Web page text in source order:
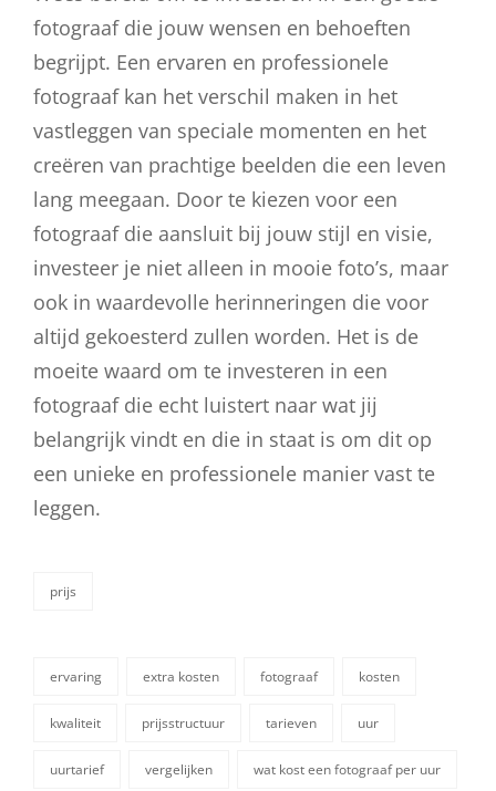
fotograaf die jouw wensen en behoeften
begrijpt. Een ervaren en professionele
fotograaf kan het verschil maken in het
vastleggen van speciale momenten en het
creëren van prachtige beelden die een leven
lang meegaan. Door te kiezen voor een
fotograaf die aansluit bij jouw stijl en visie,
investeer je niet alleen in mooie foto’s, maar
ook in waardevolle herinneringen die voor
altijd gekoesterd zullen worden. Het is de
moeite waard om te investeren in een
fotograaf die echt luistert naar wat jij
belangrijk vindt en die in staat is om dit op
een unieke en professionele manier vast te
leggen.
categorieën
prijs
ervaring extra kosten fotograaf kosten
kwaliteit prijsstructuur tarieven uur
uurtarief vergelijken wat kost een fotograaf per uur